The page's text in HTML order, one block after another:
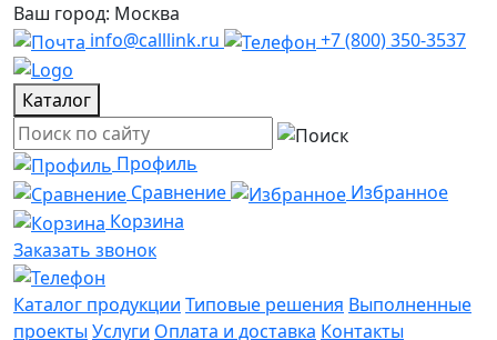
Ваш город: Москва
info@calllink.ru
+7 (800) 350-3537
Каталог
Профиль
Сравнение
Избранное
Корзина
Заказать звонок
Каталог продукции Типовые решения Выполненные
проекты Услуги Оплата и доставка Контакты